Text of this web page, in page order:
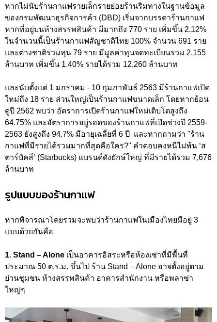
หากไม่นับร้านกาแฟรายเล็กรายย่อยร้านริมทางในฐานข้อมูล
ของกรมพัฒนาธุรกิจการค้า (DBD) เริ่มจากบรรดาร้านกาแฟ
หากที่อยู่บนห้างสรรพสินค้า มีมากถึง 770 ราย เพิ่มขึ้น 2.12%
ในจำนวนนี้เป็นร้านกาแฟสัญชาติไทย 100% จำนวน 691 ราย
และต่างชาติร่วมทุน 79 ราย มีมูลค่าทุนจดทะเบียนรวม 2,155
ล้านบาท เพิ่มขึ้น 1.40% รายได้รวม 12,260 ล้านบาท
และนับตั้งแต่ 1 มกราคม - 10 กุมภาพันธ์ 2563 มีร้านกาแฟเปิด
ใหม่ถึง 18 ราย ส่วนใหญ่เป็นร้านกาแฟขนาดเล็ก โดยหากย้อน
ดูปี 2562 พบว่า อัตราการเปิดร้านกาแฟใหม่เติบโตสูงถึง
64.75% และอัตราการอยู่รอดของร้านกาแฟที่เปิดช่วงปี 2559-
2563 ยังสูงถึง 94.7% มีอายุเฉลี่ยที่ 6 ปี และหากถามว่า "ร้าน
กาแฟที่มีรายได้รวมมากที่สุดคือใคร?" คำตอบคงหนีไม่พ้น ‘ส
ตาร์บัคส์’ (Starbucks) แบรนด์ดังยักษ์ใหญ่ ที่มีรายได้รวม 7,676
ล้านบาท
รูปแบบของร้านกาแฟ
หากพิจารณาโดยรวมจะพบว่าร้านกาแฟในเมืองไทยมีอยู่ 3
แบบด้วยกันคือ
1. Stand – Alone เป็นอาคารอิสระหรือห้องเช่าที่มีพื้นที่
ประมาณ 50 ต.ร.ม. ขึ้นไป ร้าน Stand – Alone อาจตั้งอยู่ตาม
ย่านชุมชน ห้างสรรพสินค้า อาคารสำนักงาน หรือพลาซ่า
ใหญ่ๆ